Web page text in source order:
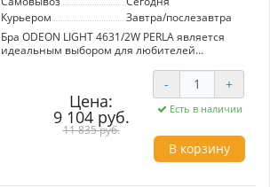
Курьером
Завтра/послезавтра
Бра ODEON LIGHT 4631/2W PERLA является
идеальным выбором для любителей
классики. Этот светильник выделяется
благодаря своим массивным плафонам из
стекла и элегантным металлическим
цепочкам. Интересную особенность
представляет серебристое покрытие с
техникой браширования, придавая изделию
модный золотистый оттенок, который не
Цена:
9 104 руб.
11 835 руб.
- +
Есть в наличии
В корзину